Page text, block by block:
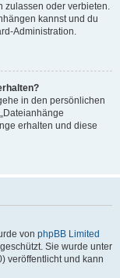
zulassen oder verbieten.
kannst und du
Administration.
in den persönlichen
erhalten und diese
von phpBB Limited
Sie wurde unter
veröffentlicht und kann